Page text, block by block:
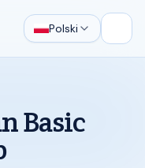
Polski
Basic